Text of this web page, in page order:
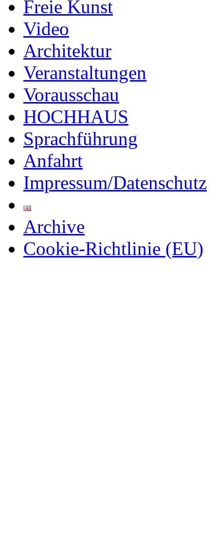
Freie Kunst
Video
Architektur
Veranstaltungen
Vorausschau
HOCHHAUS
Sprachführung
Anfahrt
Impressum/Datenschutz
Archive
Cookie-Richtlinie (EU)